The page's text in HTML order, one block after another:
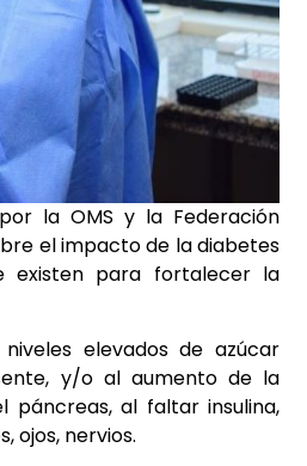
la OMS y la Federación
el impacto de la diabetes
existen para fortalecer la
elevados de azúcar
y/o al aumento de la
páncreas, al faltar insulina,
ojos, nervios.